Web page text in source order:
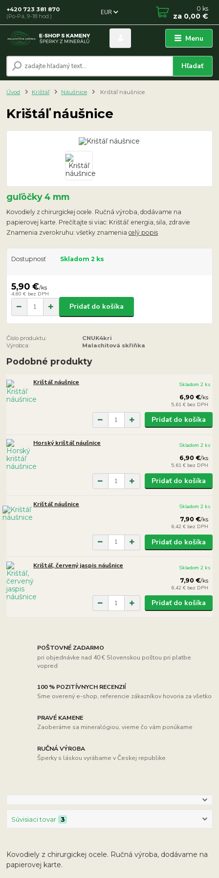
Menu
EUR
Hľadať
+420 723 381 870
(Po-Pá, 9-18 hod.)
0 ks
za 0,00 €
Úvod Krištáľ Náušnice Krištáľ náušnice
Krištáľ náušnice
guľôčky 4 mm
Kovodiely z chirurgickej ocele. Ručná výroba, dodávame na
papierovej karte. Prečítajte si viac: Krištáľ: energia, sila, zdravie
Znamenia zverokruhu: všetky znameniacelý popis
Dostupnosť Skladom 2 ks
5,90 €/ks
4,80 € bez DPH
Pridať do košíka
Číslo produktu:
CNUK4kri
Výrobca:
Malachitová skříňka
Podobné produkty
Krištáľ náušnice
6,90 €/ks
5,61 € bez DPH
Skladom 2 ks
Pridať do košíka
Horský krištáľ náušnice
6,90 €/ks
5,61 € bez DPH
Skladom 2 ks
Pridať do košíka
Krištáľ náušnice
7,90 €/ks
6,42 € bez DPH
Skladom 2 ks
Pridať do košíka
Krištáľ, červený jaspis náušnice
7,90 €/ks
6,42 € bez DPH
Skladom 2 ks
Pridať do košíka
POŠTOVNÉ ZADARMO
pri objednávke nad 40 € Slovenskou poštou pri platbe
vopred
100 % POZITÍVNYCH RECENZIÍ
Sme overený e-shop, referencie zákazníkov hovoria za všetko
PRAVÉ KAMENE
Zaoberáme sa mineralógiou, vieme čo vám ponúkame
RUČNÁ VÝROBA
Šperky s láskou vyrábame v Českej republike
Súvisiaci tovar 3
Kovodiely z chirurgickej ocele. Ručná výroba, dodávame na
papierovej karte.